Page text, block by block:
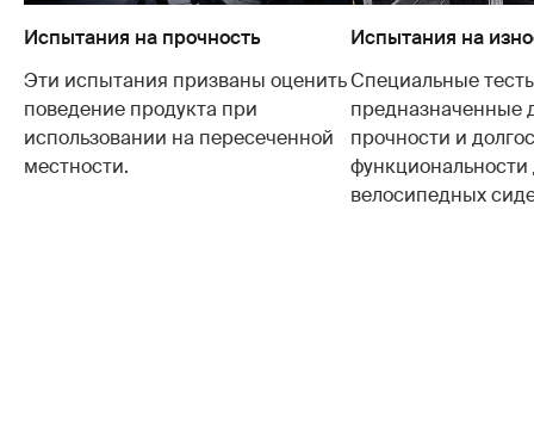
Испытания на прочность
Эти испытания призваны оценить
поведение продукта при
использовании на пересеченной
местности.
Испытания на
Специальные
предназначенные
прочности и
функциональности
велосипедных